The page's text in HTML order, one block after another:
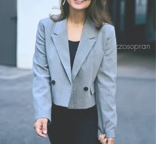
Mezzosopran